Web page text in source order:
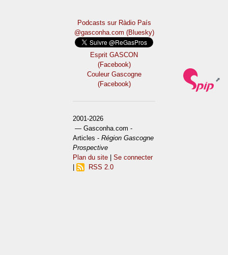
Podcasts sur Ràdio País
@gasconha.com (Bluesky)
Esprit GASCON
(Facebook)
Couleur Gascogne
(Facebook)
2001-2026
— Gasconha.com -
Articles -Région Gascogne
Prospective
Plan du site |Se connecter
RSS 2.0